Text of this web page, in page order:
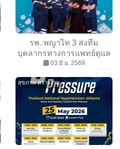
รพ. พญาไท 3 ส่งทีม
บุคลากรทางการแพทย์ดูแล
ความปลอดภัย ในงาน “คม
22
03 มิ.ย. 2569
สุขภาพ-ความงาม